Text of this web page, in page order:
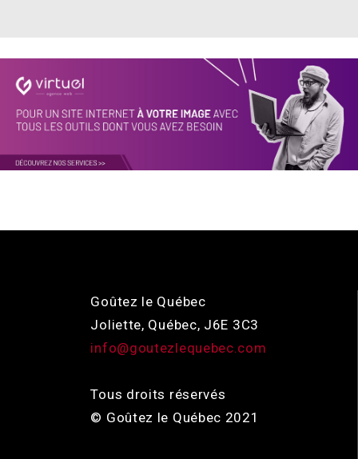
Goûtez le Québec
Joliette, Québec, J6E 3C3
info@goutezlequebec.com
Tous droits réservés
© Goûtez le Québec 2021